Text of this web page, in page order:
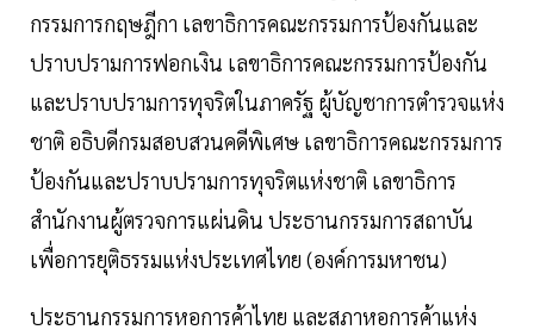
กรรมการกฤษฎีกา เลขาธิการคณะกรรมการป้องกันและ
ปราบปรามการฟอกเงิน เลขาธิการคณะกรรมการป้องกัน
และปราบปรามการทุจริตในภาครัฐ ผู้บัญชาการตำรวจแห่ง
ชาติ อธิบดีกรมสอบสวนคดีพิเศษ เลขาธิการคณะกรรมการ
ป้องกันและปราบปรามการทุจริตแห่งชาติ เลขาธิการ
สำนักงานผู้ตรวจการแผ่นดิน ประธานกรรมการสถาบัน
เพื่อการยุติธรรมแห่งประเทศไทย (องค์การมหาชน)
ประธานกรรมการหอการค้าไทย และสภาหอการค้าแห่ง